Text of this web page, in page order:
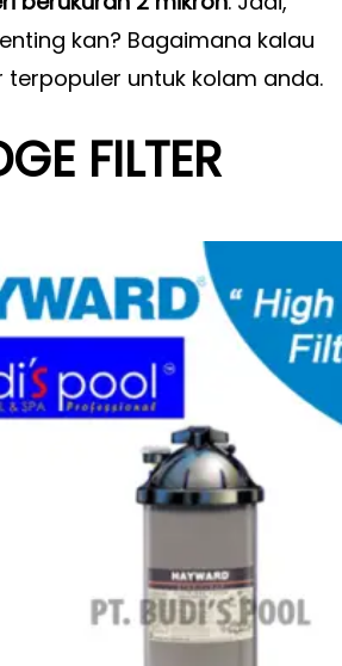
kan? Bagaimana kalau
terpopuler untuk kolam anda.
FILTER